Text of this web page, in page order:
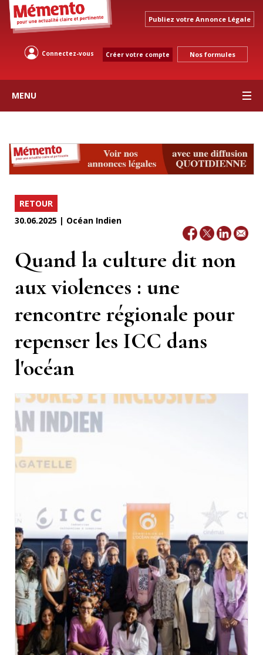
Publiez votre Annonce Légale
Connectez-vous Créer votre compte Nos formules
MENU
RETOUR
30.06.2025 | Océan Indien
Quand la culture dit non
aux violences : une
rencontre régionale pour
repenser les ICC dans
l'océan